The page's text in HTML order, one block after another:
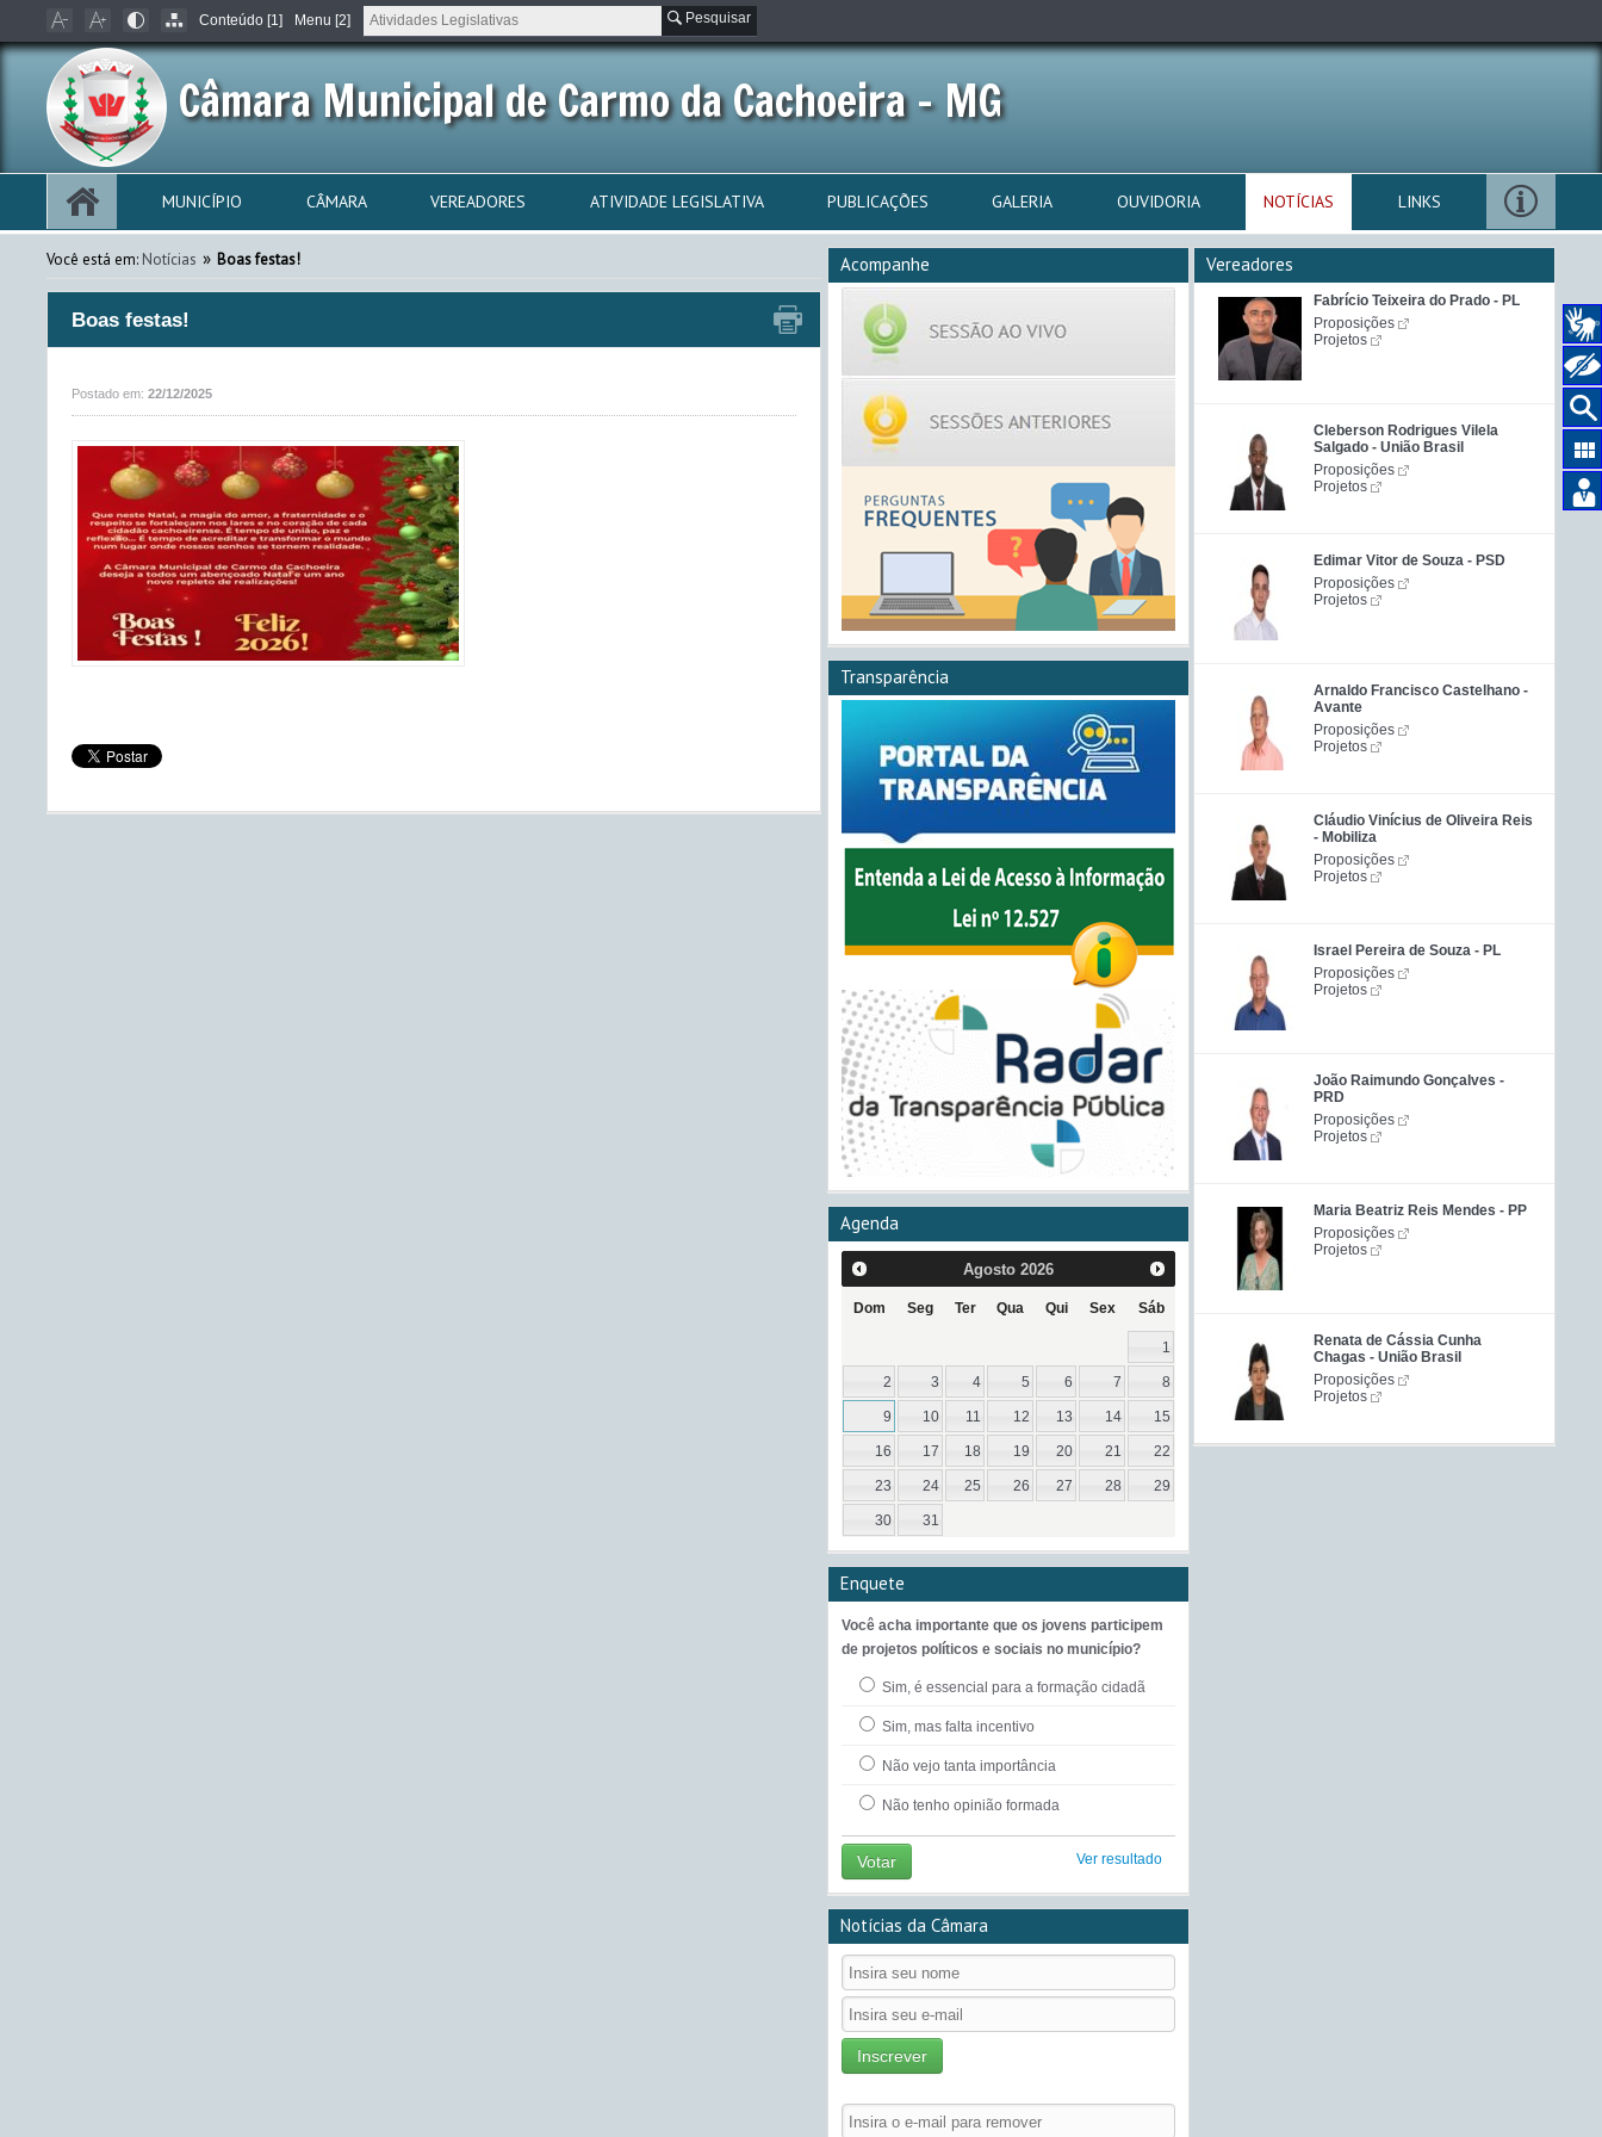
Conteúdo [1] Menu [2] Pesquisar
Câmara Municipal de Carmo da Cachoeira - MG
MUNICÍPIO CÂMARA VEREADORES ATIVIDADE LEGISLATIVA PUBLICAÇÕES GALERIA OUVIDORIA NOTÍCIAS LINKS
Você está em: Notícias » Boas festas!
Boas festas!
Postado em: 22/12/2025
Vereadores
Fabrício Teixeira do Prado - PL
Proposições
Projetos
Cleberson Rodrigues Vilela
Salgado - União Brasil
Proposições
Projetos
Edimar Vitor de Souza - PSD
Proposições
Projetos
Arnaldo Francisco Castelhano -
Avante
Proposições
Projetos
Cláudio Vinícius de Oliveira Reis
- Mobiliza
Proposições
Projetos
Israel Pereira de Souza - PL
Proposições
Projetos
João Raimundo Gonçalves -
PRD
Proposições
Projetos
Maria Beatriz Reis Mendes - PP
Proposições
Projetos
Renata de Cássia Cunha
Chagas - União Brasil
Proposições
Projetos
Acompanhe
Transparência
Agenda
Agosto 2026
Dom Seg Ter Qua Qui Sex Sáb
1
2 3 4 5 6 7 8
9 10 11 12 13 14 15
16 17 18 19 20 21 22
23 24 25 26 27 28 29
30 31
Enquete
Você acha importante que os jovens participem
de projetos políticos e sociais no município?
Sim, é essencial para a formação cidadã
Sim, mas falta incentivo
Não vejo tanta importância
Não tenho opinião formada
Votar Ver resultado
Notícias da Câmara
Inscrever